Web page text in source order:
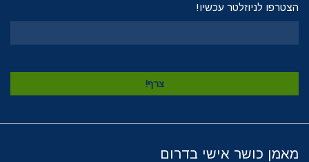
הצטרפו לניוזלטר עכשיו!
מאמן כושר אישי בדרום